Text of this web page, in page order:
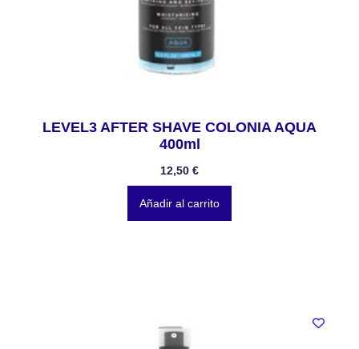
LEVEL3 AFTER SHAVE COLONIA AQUA
400ml
12,50 €
Añadir al carrito